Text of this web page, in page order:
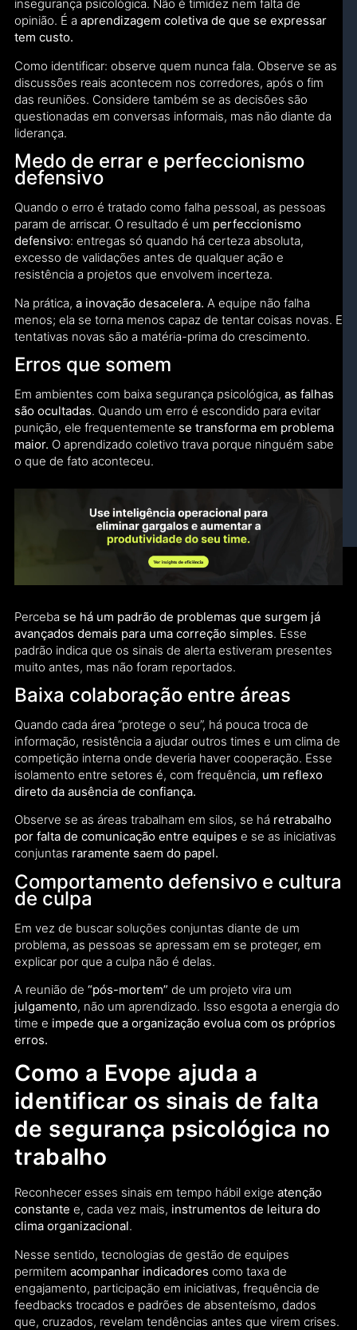
insegurança psicológica. Não é timidez nem falta de
opinião. É a aprendizagem coletiva de que se expressar
tem custo.
Como identificar: observe quem nunca fala. Observe se as
discussões reais acontecem nos corredores, após o fim
das reuniões. Considere também se as decisões são
questionadas em conversas informais, mas não diante da
liderança.
Medo de errar e perfeccionismo
defensivo
Quando o erro é tratado como falha pessoal, as pessoas
param de arriscar. O resultado é um perfeccionismo
defensivo: entregas só quando há certeza absoluta,
excesso de validações antes de qualquer ação e
resistência a projetos que envolvem incerteza.
Na prática, a inovação desacelera. A equipe não falha
menos; ela se torna menos capaz de tentar coisas novas. E
tentativas novas são a matéria-prima do crescimento.
Erros que somem
Em ambientes com baixa segurança psicológica, as falhas
são ocultadas. Quando um erro é escondido para evitar
punição, ele frequentemente se transforma em problema
maior. O aprendizado coletivo trava porque ninguém sabe
o que de fato aconteceu.
Perceba se há um padrão de problemas que surgem já
avançados demais para uma correção simples. Esse
padrão indica que os sinais de alerta estiveram presentes
muito antes, mas não foram reportados.
Baixa colaboração entre áreas
Quando cada área “protege o seu”, há pouca troca de
informação, resistência a ajudar outros times e um clima de
competição interna onde deveria haver cooperação. Esse
isolamento entre setores é, com frequência, um reflexo
direto da ausência de confiança.
Observe se as áreas trabalham em silos, se há retrabalho
por falta de comunicação entre equipes e se as iniciativas
conjuntas raramente saem do papel.
Comportamento defensivo e cultura
de culpa
Em vez de buscar soluções conjuntas diante de um
problema, as pessoas se apressam em se proteger, em
explicar por que a culpa não é delas.
A reunião de “pós-mortem” de um projeto vira um
julgamento, não um aprendizado. Isso esgota a energia do
time e impede que a organização evolua com os próprios
erros.
Como a Evope ajuda a
identificar os sinais de falta
de segurança psicológica no
trabalho
Reconhecer esses sinais em tempo hábil exige atenção
constante e, cada vez mais, instrumentos de leitura do
clima organizacional.
Nesse sentido, tecnologias de gestão de equipes
permitem acompanhar indicadores como taxa de
engajamento, participação em iniciativas, frequência de
feedbacks trocados e padrões de absenteísmo, dados
que, cruzados, revelam tendências antes que virem crises.